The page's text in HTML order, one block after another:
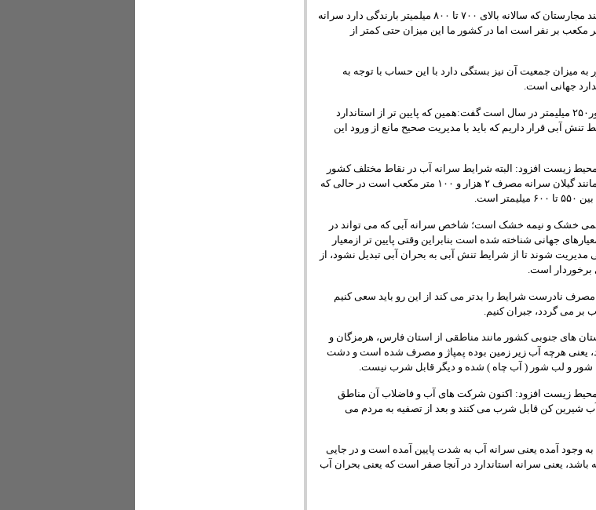
وی ادامه داد: به عنوان مثال کشوری مانند مجارستان که سالانه بالای ۷۰۰ تا ۸۰۰ میلمیتر بارندگی دارد سرانه
آنها بیشتر از ۹ هزار متر مکعب بر نفر است اما در کشور ما این میزان حتی کمتر از
به میزان جمعیت آن نیز بستگی دارد با این حساب با توجه به
جهانی است.
وی با بیان اینکه میانگین بارندگی در کشور۲۵۰ میلیمتر در سال است گفت:همین که پایین تر از استاندارد
آبی قرار داریم که باید با مدیریت صحیح مانع از ورود این
زیست افزود: البته شرایط سرانه آب در نقاط مختلف کشور
متفاوت است به عنوان مثال در استانی مانند گیلان سرانه مصرف ۲ هزار و ۱۰۰ متر مکعب است در حالی که
است.
خشک و نیمه خشک است؛ شاخص سرانه آبی که می تواند در
جهانی شناخته شده است بنابراین وقتی پایین تر ازمعیار
مدیریت شوند تا از شرایط تنش آبی به بحران آبی تبدیل نشود، از
برخوردار است.
مصرف نادرست شرایط را بدتر می کند از این رو باید سعی کنیم
بر می گردد، جبران کنیم.
های جنوبی کشور مانند مناطقی از استان فارس، هرمزگان و
یعنی هرچه آب زیر زمین بوده پمپاژ و مصرف شده است و دشت
شور و لب شور ( آب چاه ) شده و دیگر قابل شرب نیست.
زیست افزود: اکنون شرکت های آب و فاضلاب آن مناطق
شیرین کن قابل شرب می کنند و بعد از تصفیه به مردم می
وجود آمده یعنی سرانه آب به شدت پایین آمده است و در جایی
یعنی سرانه استاندارد در آنجا صفر است که یعنی بحران آب